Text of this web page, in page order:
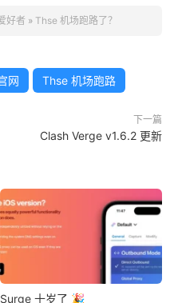
好者 » Thse 机场跑路了？
网 Thse 机场跑路
下一篇
Clash Verge v1.6.2 更新
Surge 十岁了 🎉